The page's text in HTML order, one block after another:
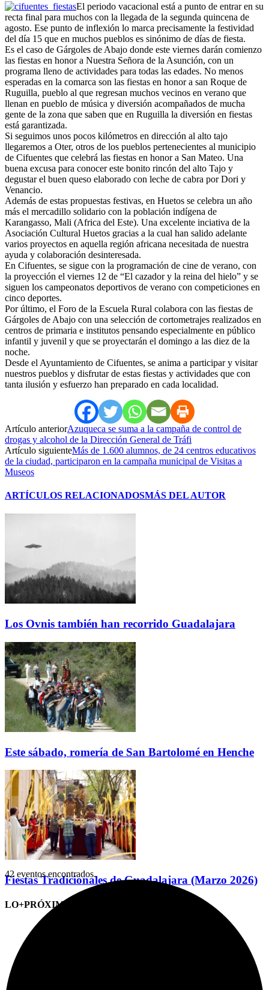
El periodo vacacional está a punto de entrar en su
recta final para muchos con la llegada de la segunda quincena de
agosto. Ese punto de inflexión lo marca precisamente la festividad
del día 15 que en muchos pueblos es sinónimo de días de fiesta.
Es el caso de Gárgoles de Abajo donde este viernes darán comienzo
las fiestas en honor a Nuestra Señora de la Asunción, con un
programa lleno de actividades para todas las edades. No menos
esperadas en la comarca son las fiestas en honor a san Roque de
Ruguilla, pueblo al que regresan muchos vecinos en verano que
llenan en pueblo de música y diversión acompañados de mucha
gente de la zona que saben que en Ruguilla la diversión en fiestas
está garantizada.
Si seguimos unos pocos kilómetros en dirección al alto tajo
llegaremos a Oter, otros de los pueblos pertenecientes al municipio
de Cifuentes que celebrá las fiestas en honor a San Mateo. Una
buena excusa para conocer este bonito rincón del alto Tajo y
degustar el buen queso elaborado con leche de cabra por Dori y
Venancio.
Además de estas propuestas festivas, en Huetos se celebra un año
más el mercadillo solidario con la población indígena de
Karangasso, Mali (Africa del Este). Una excelente inciativa de la
Asociación Cultural Huetos gracias a la cual han salido adelante
varios proyectos en aquella región africana necesitada de nuestra
ayuda y colaboración desinteresada.
En Cifuentes, se sigue con la programación de cine de verano, con
la proyección el viernes 12 de “El cazador y la reina del hielo” y se
siguen los campeonatos deportivos de verano con competiciones en
cinco deportes.
Por último, el Foro de la Escuela Rural colabora con las fiestas de
Gárgoles de Abajo con una selección de cortometrajes realizados en
centros de primaria e institutos pensando especialmente en público
infantil y juvenil y que se proyectarán el domingo a las diez de la
noche.
Desde el Ayuntamiento de Cifuentes, se anima a participar y visitar
nuestros pueblos y disfrutar de estas fiestas y actividades que con
tanta ilusión y esfuerzo han preparado en cada localidad.
Artículo anteriorAzuqueca se suma a la campaña de control de
drogas y alcohol de la Dirección General de Tráfi
Artículo siguienteMás de 1.600 alumnos, de 24 centros educativos
de la ciudad, participaron en la campaña municipal de Visitas a
Museos
ARTÍCULOS RELACIONADOSMÁS DEL AUTOR
Los Ovnis también han recorrido Guadalajara
Este sábado, romería de San Bartolomé en Henche
Fiestas Tradicionales de Guadalajara (Marzo 2026)
LO+PRÓXIMO (CITAS)
42 eventos encontrados.